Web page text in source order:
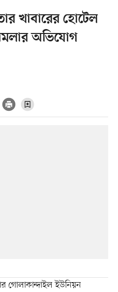
খাবারের হোটেল
অভিযোগ
গোলাকান্দাইল ইউনিয়ন